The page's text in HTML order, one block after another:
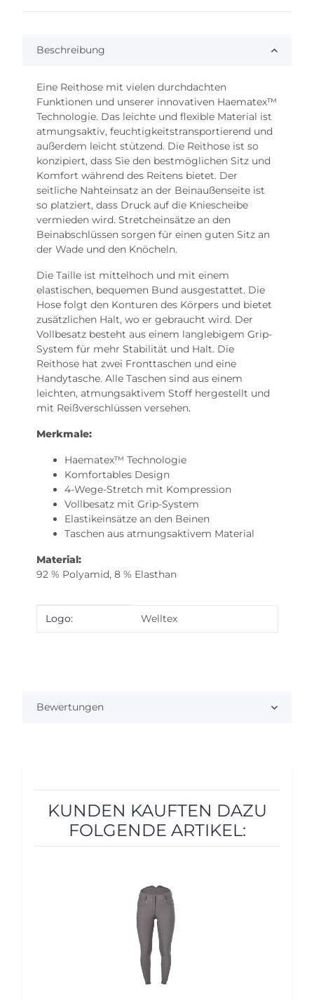
Beschreibung
Eine Reithose mit vielen durchdachten
Funktionen und unserer innovativen Haematex™
Technologie. Das leichte und flexible Material ist
atmungsaktiv, feuchtigkeitstransportierend und
außerdem leicht stützend. Die Reithose ist so
konzipiert, dass Sie den bestmöglichen Sitz und
Komfort während des Reitens bietet. Der
seitliche Nahteinsatz an der Beinaußenseite ist
so platziert, dass Druck auf die Kniescheibe
vermieden wird. Stretcheinsätze an den
Beinabschlüssen sorgen für einen guten Sitz an
der Wade und den Knöcheln.
Die Taille ist mittelhoch und mit einem
elastischen, bequemen Bund ausgestattet. Die
Hose folgt den Konturen des Körpers und bietet
zusätzlichen Halt, wo er gebraucht wird. Der
Vollbesatz besteht aus einem langlebigem Grip-
System für mehr Stabilität und Halt. Die
Reithose hat zwei Fronttaschen und eine
Handytasche. Alle Taschen sind aus einem
leichten, atmungsaktivem Stoff hergestellt und
mit Reißverschlüssen versehen.
Merkmale:
Haematex™ Technologie
Komfortables Design
4-Wege-Stretch mit Kompression
Vollbesatz mit Grip-System
Elastikeinsätze an den Beinen
Taschen aus atmungsaktivem Material
Material:
92 % Polyamid, 8 % Elasthan
Produkteigenschaft
Wert
Logo: Welltex
Bewertungen
KUNDEN KAUFTEN DAZU
FOLGENDE ARTIKEL: